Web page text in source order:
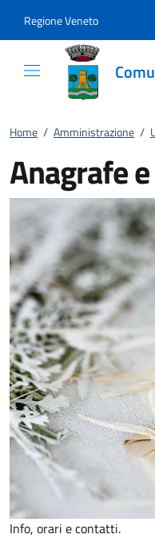
Regione Veneto
Home / Amministrazione /
Anagrafe
Info, orari e contatti.